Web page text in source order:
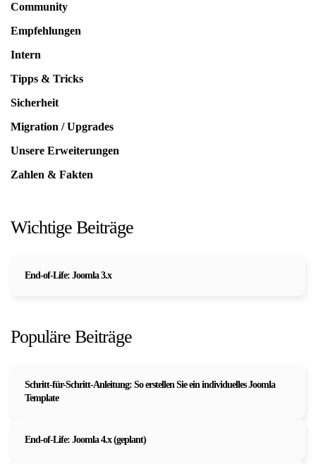
Community
Empfehlungen
Intern
Tipps & Tricks
Sicherheit
Migration / Upgrades
Unsere Erweiterungen
Zahlen & Fakten
Wichtige Beiträge
End-of-Life: Joomla 3.x
Populäre Beiträge
Schritt-für-Schritt-Anleitung: So erstellen Sie ein individuelles Joomla
Template
End-of-Life: Joomla 4.x (geplant)